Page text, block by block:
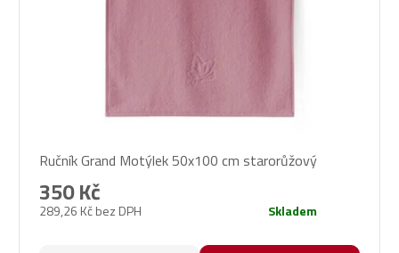
Ručník Grand Motýlek 50x100 cm starorůžový
289,26 Kč bez DPH
350 Kč
Skladem